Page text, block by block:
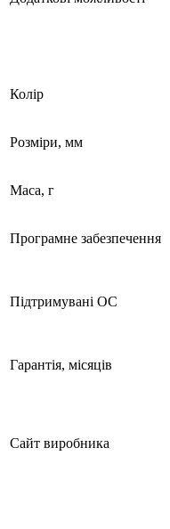
Колір
Розміри, мм
Маса, г
Програмне забезпечення
Підтримувані ОС
Гарантія, місяців
Сайт виробника